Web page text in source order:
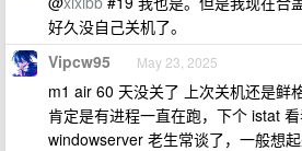
好久没自己关机了。
Vipcw95 May 23, 2025
m1 air 60 天没关了 上次关机还是鲜
肯定是有进程一直在跑，下个 istat
windowserver 老生常谈了，一般想